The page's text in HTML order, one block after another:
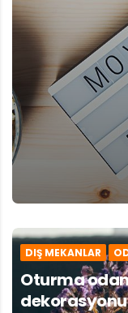
DIŞ MEKANLAR
Oturma